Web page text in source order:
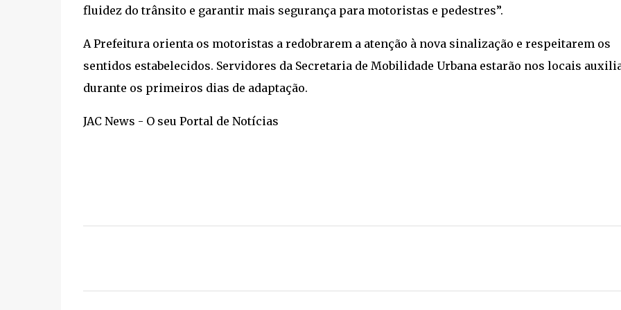
fluidez do trânsito e garantir mais segurança para motoristas e pedestres”.
A Prefeitura orienta os motoristas a redobrarem a atenção à nova sinalização e respeitarem os
sentidos estabelecidos. Servidores da Secretaria de Mobilidade Urbana estarão nos locais
durante os primeiros dias de adaptação.
JAC News - O seu Portal de Notícias